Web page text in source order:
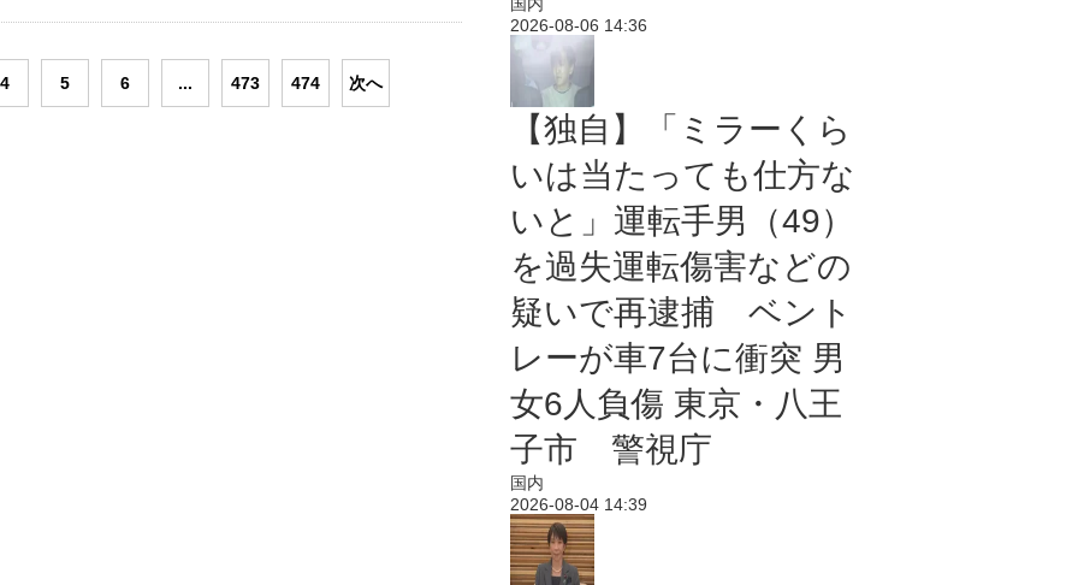
4 5 6 ... 473 474 次へ
2026-08-06 14:36
【独自】「ミラーくら
いは当たっても仕方な
いと」運転手男（49）
を過失運転傷害などの
疑いで再逮捕 ベント
レーが車7台に衝突 男
女6人負傷 東京・八王
子市 警視庁
国内
2026-08-04 14:39